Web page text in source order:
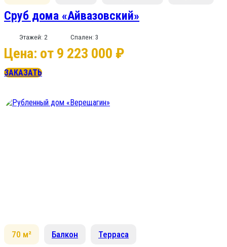
Сруб дома «Айвазовский»
Этажей: 2 Спален: 3
Цена: от 9 223 000 ₽
ЗАКАЗАТЬ
70 м² Балкон Терраса